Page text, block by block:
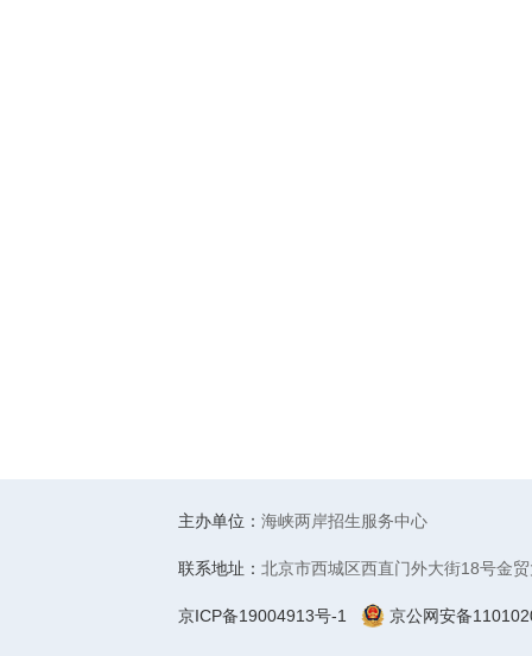
主办单位： 海峡两岸招生服务中心
联系地址： 北京市西城区西直门外大街18号金
京ICP备19004913号-1 京公网安备